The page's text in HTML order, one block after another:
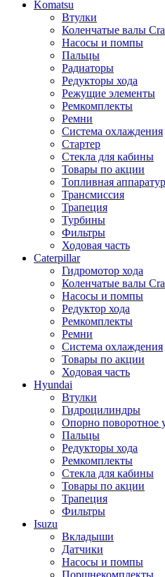
Komatsu
Втулки
Коленчатые валы
Насосы и помпы
Пальцы
Радиаторы
Редукторы хода
Режущие элементы
Ремкомплекты
Ремни
Система охлаждения
Стартер
Стекла для кабины
Товары по акции
Топливная
Трансмиссия
Трапеция
Турбины
Фильтры
Ходовая часть
Caterpillar
Гидромотор хода
Коленчатые валы
Насосы и помпы
Редуктор хода
Ремкомплекты
Ремни
Система охлаждения
Товары по акции
Ходовая часть
Hyundai
Втулки
Гидроцилиндры
Опорно поворотное
Пальцы
Редукторы хода
Ремкомплекты
Стекла для кабины
Товары по акции
Трапеция
Фильтры
Isuzu
Вкладыши
Датчики
Насосы и помпы
Поршнекомплекты